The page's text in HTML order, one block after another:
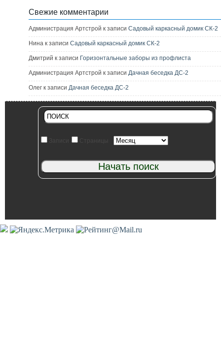
Свежие комментарии
Администрация Артстрой к записи Садовый каркасный домик СК-2
Нина к записи Садовый каркасный домик СК-2
Дмитрий к записи Горизонтальные заборы из профлиста
Администрация Артстрой к записи Дачная беседка ДС-2
Олег к записи Дачная беседка ДС-2
Записи Страницы